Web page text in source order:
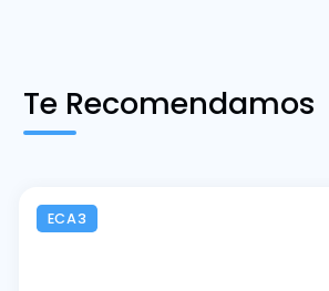
Te Recomendamos
ECA3